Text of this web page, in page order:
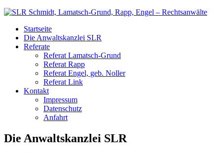
Startseite
Die Anwaltskanzlei SLR
Referate
Referat Lamatsch-Grund
Referat Rapp
Referat Engel, geb. Noller
Referat Link
Kontakt
Impressum
Datenschutz
Anfahrt
Die Anwaltskanzlei SLR